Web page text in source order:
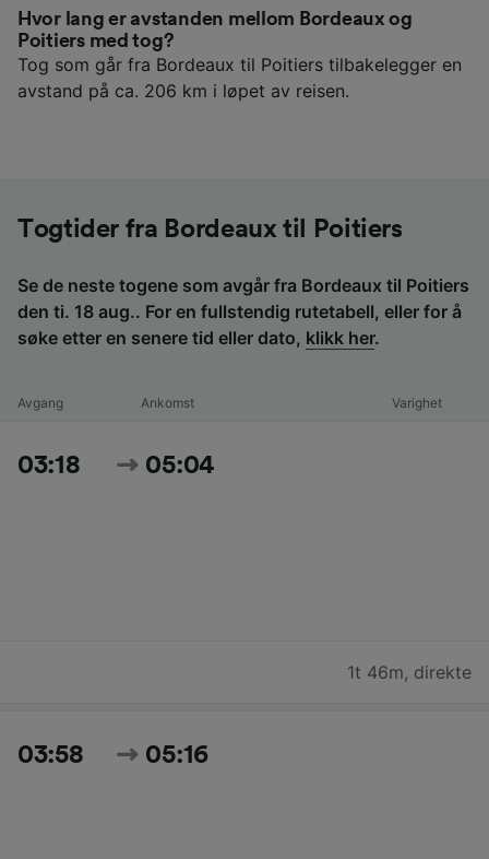
Hvor lang er avstanden mellom Bordeaux og
Poitiers med tog?
Tog som går fra Bordeaux til Poitiers tilbakelegger en
avstand på ca. 206 km i løpet av reisen.
Togtider fra Bordeaux til Poitiers
Se de neste togene som avgår fra Bordeaux til Poitiers
den ti. 18 aug.. For en fullstendig rutetabell, eller for å
søke etter en senere tid eller dato, klikk her.
Avgang Ankomst Varighet
03:18 05:04
1t 46m, direkte
03:58 05:16